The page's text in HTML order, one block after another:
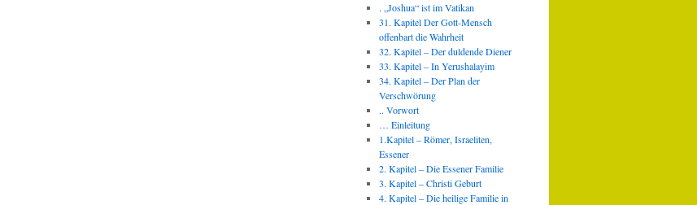
. „Joshua“ ist im Vatikan
31. Kapitel Der Gott-Mensch
offenbart die Wahrheit
32. Kapitel – Der duldende Diener
33. Kapitel – In Yerushalayim
34. Kapitel – Der Plan der
Verschwörung
.. Vorwort
… Einleitung
1.Kapitel – Römer, Israeliten,
Essener
2. Kapitel – Die Essener Familie
3. Kapitel – Christi Geburt
4. Kapitel – Die heilige Familie in